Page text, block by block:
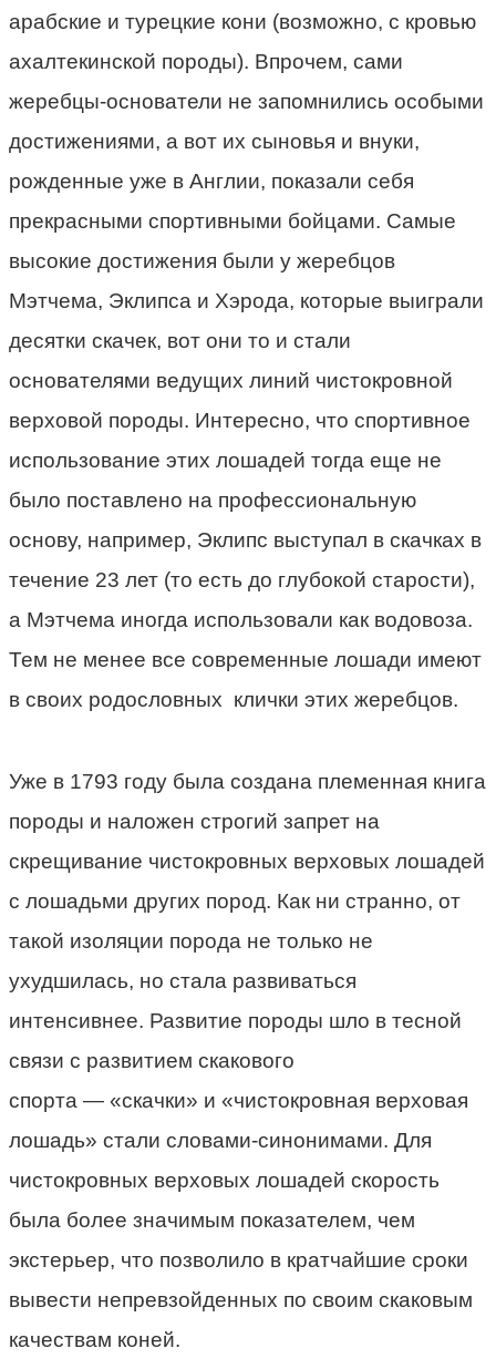
арабские и турецкие кони (возможно, с кровью
ахалтекинской породы). Впрочем, сами
жеребцы-основатели не запомнились особыми
достижениями, а вот их сыновья и внуки,
рожденные уже в Англии, показали себя
прекрасными спортивными бойцами. Самые
высокие достижения были у жеребцов
Мэтчема, Эклипса и Хэрода, которые выиграли
десятки скачек, вот они то и стали
основателями ведущих линий чистокровной
верховой породы. Интересно, что спортивное
использование этих лошадей тогда еще не
было поставлено на профессиональную
основу, например, Эклипс выступал в скачках в
течение 23 лет (то есть до глубокой старости),
а Мэтчема иногда использовали как водовоза.
Тем не менее все современные лошади имеют
в своих родословных клички этих жеребцов.
Уже в 1793 году была создана племенная книга
породы и наложен строгий запрет на
скрещивание чистокровных верховых лошадей
с лошадьми других пород. Как ни странно, от
такой изоляции порода не только не
ухудшилась, но стала развиваться
интенсивнее. Развитие породы шло в тесной
связи с развитием скакового
спорта — «скачки» и «чистокровная верховая
лошадь» стали словами-синонимами. Для
чистокровных верховых лошадей скорость
была более значимым показателем, чем
экстерьер, что позволило в кратчайшие сроки
вывести непревзойденных по своим скаковым
качествам коней.